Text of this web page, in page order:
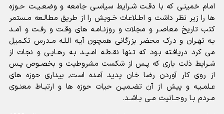
امام خمینـى که با دقـت شـرایط سیاسـى جامعه و وضعـیـت حـوزه
ها را زیر نظر داشت و اطـلاعات خـویش را از طریق مطالـعه مـستمر
کتب تاریخ معاصـر و مجلات و روزنـامـه هاى وقـت و رفـت و آمـد
بـه تهـران و درک محضر بزرگانى همچون آیـه الـلـه مـدرس تکـمیل
مى کرد دریافـته بـود که تـنها نقـطـه امـیـد بـه رهـایـى و نجات از
شـرایط ذلت بارى که پـس از شکست مشروطیت و بخصـوص پـس
از روى کار آوردن رضا خان پدید آمده است, بیدارى حوزه هاى
عـلمـیـه و پیش از آن تضـمیـن حیات حوزه ها و ارتبـاط معنـوى
مـردم بـا روحـانیت مـى بـاشـد.